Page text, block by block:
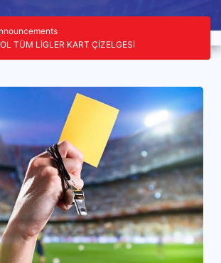
TÜM LİGLER KART ÇİZELGESİ